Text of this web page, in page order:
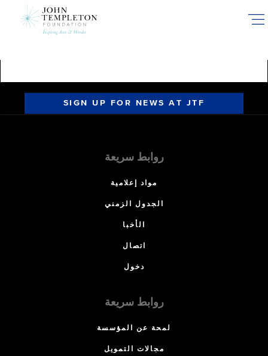
SIGN UP FOR NEWS AT JTF
روابط سريعة
مواد إعلامية
الجدول الزمني
الأخبا
اتصال
دخول
روابط سريعة
لمحة عن المؤسسة
مجالات التمويل